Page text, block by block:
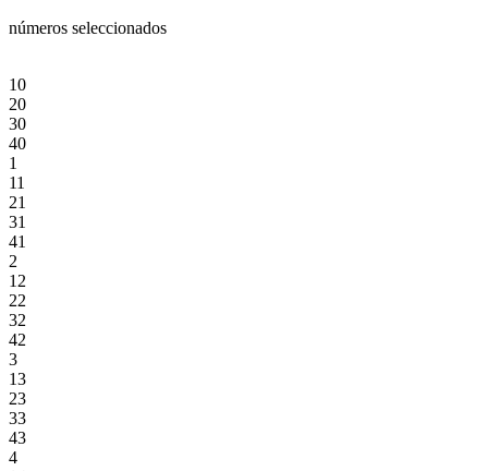
números seleccionados
10
20
30
40
1
11
21
31
41
2
12
22
32
42
3
13
23
33
43
4